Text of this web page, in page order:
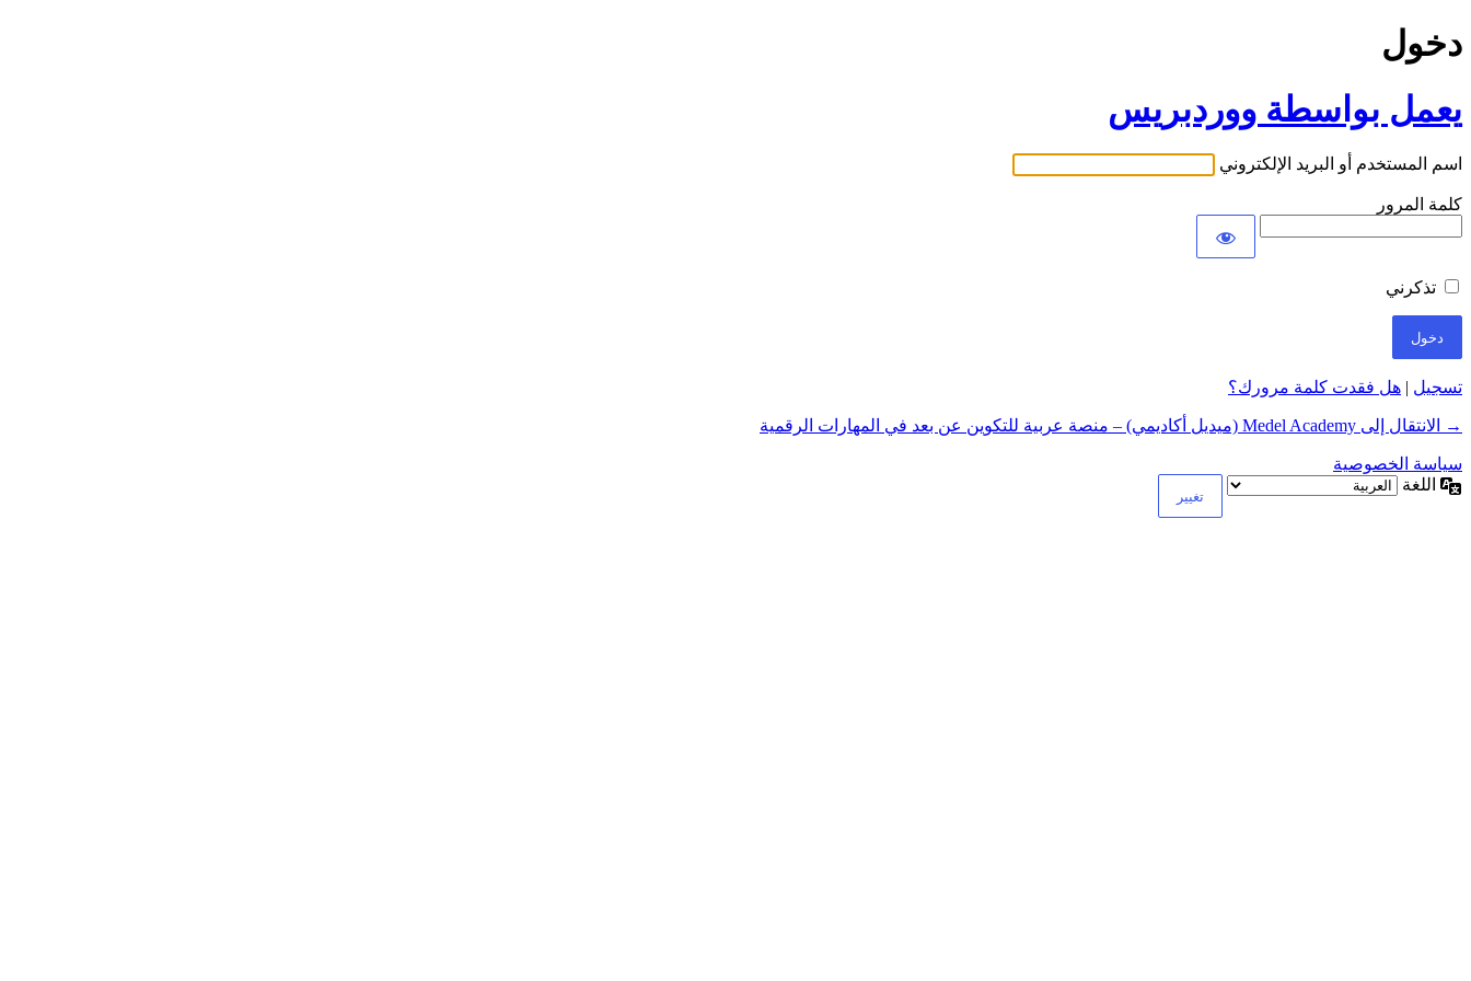
دخول
يعمل بواسطة ووردبريس
اسم المستخدم أو البريد الإلكتروني
كلمة المرور
تذكرني
تسجيل | هل فقدت كلمة مرورك؟
→ الانتقال إلى Medel Academy (ميديل أكاديمي) – منصة عربية للتكوين عن بعد في المهارات الرقمية
سياسة الخصوصية
اللغة